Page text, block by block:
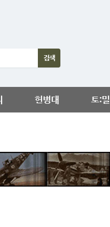
헌병대 토:밀